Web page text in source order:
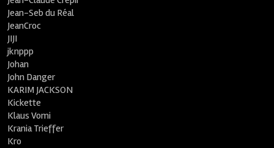
Jean-Seb du Réal
JeanCroc
JIJI
jknppp
Johan
John Danger
KARIM JACKSON
Kickette
Klaus Vomi
Krania Trieffer
Kro